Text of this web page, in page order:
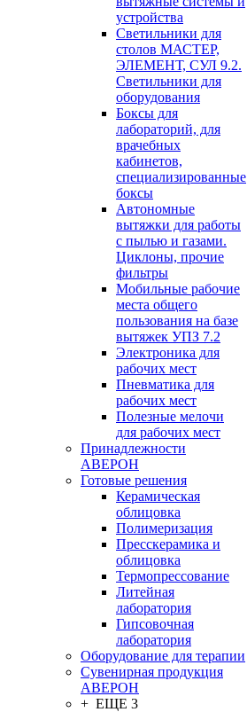
устройства
Светильники для
столов МАСТЕР,
ЭЛЕМЕНТ, СУЛ 9.2.
Светильники для
оборудования
Боксы для
лабораторий, для
врачебных
кабинетов,
специализированные
боксы
Автономные
вытяжки для работы
с пылью и газами.
Циклоны, прочие
фильтры
Мобильные рабочие
места общего
пользования на базе
вытяжек УПЗ 7.2
Электроника для
рабочих мест
Пневматика для
рабочих мест
Полезные мелочи
для рабочих мест
Принадлежности
АВЕРОН
Готовые решения
Керамическая
облицовка
Полимеризация
Пресскерамика и
облицовка
Термопрессование
Литейная
лаборатория
Гипсовочная
лаборатория
Оборудование для терапии
Сувенирная продукция
АВЕРОН
+ ЕЩЕ 3